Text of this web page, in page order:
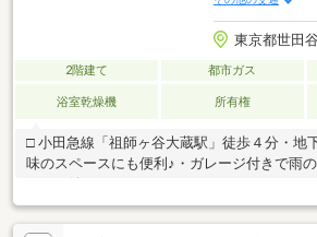
東京都世田
2階建て 都市ガス
浴室乾燥機 所有権
□ 小田急線「祖師ヶ谷大蔵駅」徒歩４分・地
味のスペースにも便利♪・ガレージ付きで雨
日のお買い物も快適◎・ 落ち着いた住宅街で
環境♪皆様が住まいに求める「もっと」を未